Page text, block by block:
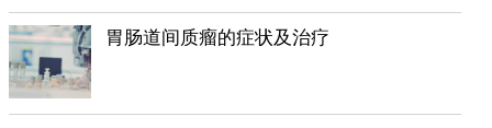
胃肠道间质瘤的症状及治疗